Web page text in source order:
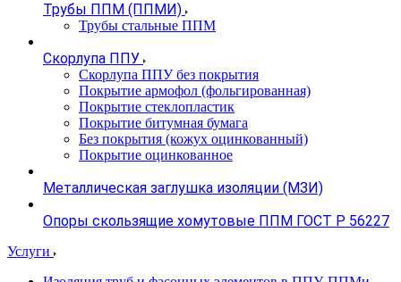
Трубы ППМ (ППМИ)
Трубы стальные ППМ
Скорлупа ППУ
Скорлупа ППУ без покрытия
Покрытие армофол (фольгированная)
Покрытие стеклопластик
Покрытие битумная бумага
Без покрытия (кожух оцинкованный)
Покрытие оцинкованное
Металлическая заглушка изоляции (МЗИ)
Опоры скользящие хомутовые ППМ ГОСТ Р 56227
Услуги